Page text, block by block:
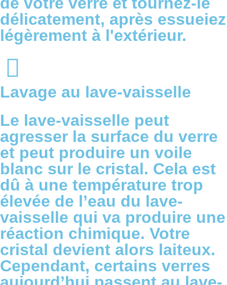
délicatement, après essueiez
légèrement à l'extérieur.
Lavage au lave-vaisselle
Le lave-vaisselle peut
agresser la surface du verre
et peut produire un voile
blanc sur le cristal. Cela est
dû à une température trop
élevée de l’eau du lave-
vaisselle qui va produire une
réaction chimique. Votre
cristal devient alors laiteux.
Cependant, certains verres